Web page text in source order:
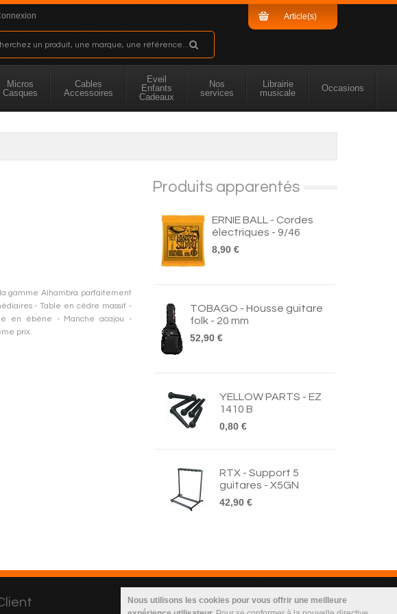
Nous utilisons les cookies pour vous offrir une meilleure
Article(s)
Micros
Casques
Cables
Accessoires
Eveil
Enfants
Cadeaux
Nos
services
Librairie
musicale
Occasions
gamme Alhambra parfaitement
- Table en cèdre massif -
en ébène - Manche acajou -
prix.
Produits apparentés
ERNIE BALL - Cordes
électriques - 9/46
8,90 €
TOBAGO - Housse guitare
folk - 20 mm
52,90 €
YELLOW PARTS - EZ
1410 B
0,80 €
RTX - Support 5
guitares - X5GN
42,90 €
Infos Utilisateur